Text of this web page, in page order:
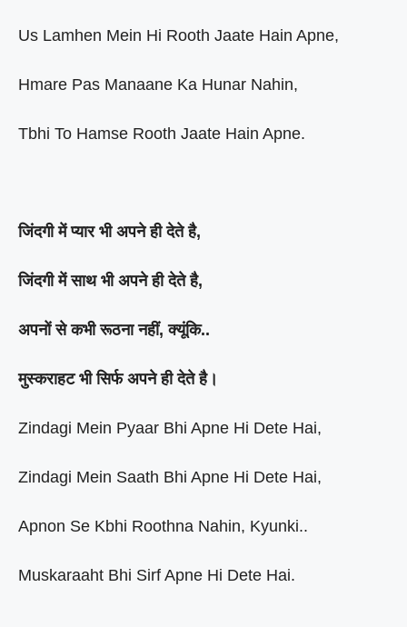
Us Lamhen Mein Hi Rooth Jaate Hain Apne,
Hmare Pas Manaane Ka Hunar Nahin,
Tbhi To Hamse Rooth Jaate Hain Apne.
जिंदगी में प्यार भी अपने ही देते है,
जिंदगी में साथ भी अपने ही देते है,
अपनों से कभी रूठना नहीं, क्यूंकि..
मुस्कराहट भी सिर्फ अपने ही देते है।
Zindagi Mein Pyaar Bhi Apne Hi Dete Hai,
Zindagi Mein Saath Bhi Apne Hi Dete Hai,
Apnon Se Kbhi Roothna Nahin, Kyunki..
Muskaraaht Bhi Sirf Apne Hi Dete Hai.